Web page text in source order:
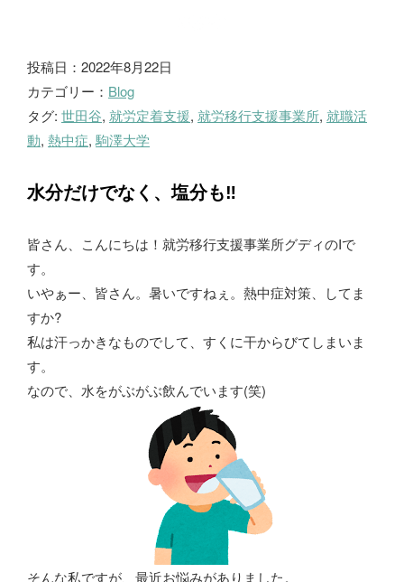
ブ
ロ
グ
投稿日：2022年8月22日
カテゴリー： Blog
タグ: 世田谷, 就労定着支援, 就労移行支援事業所, 就職活
動, 熱中症, 駒澤大学
水分だけでなく、塩分も‼
皆さん、こんにちは！就労移行支援事業所グディのIで
す。
いやぁー、皆さん。暑いですねぇ。熱中症対策、してま
すか?
私は汗っかきなものでして、すくに干からびてしまいま
す。
なので、水をがぶがぶ飲んでいます(笑)
そんな私ですが、最近お悩みがありました。